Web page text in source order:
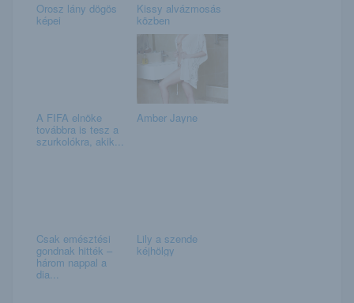
Orosz lány dögös
képei
Kissy alvázmosás
közben
A FIFA elnöke
továbbra is tesz a
szurkolókra, akik...
Amber Jayne
Csak emésztési
gondnak hitték –
három nappal a
dia...
Lily a szende
kéjhölgy